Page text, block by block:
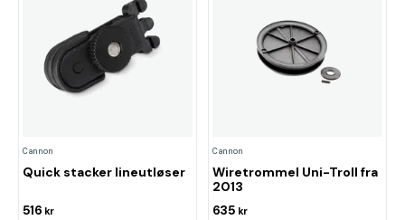
Cannon
Quick stacker lineutløser
516 kr
Cannon
Wiretrommel Uni-Troll fra
2013
635 kr